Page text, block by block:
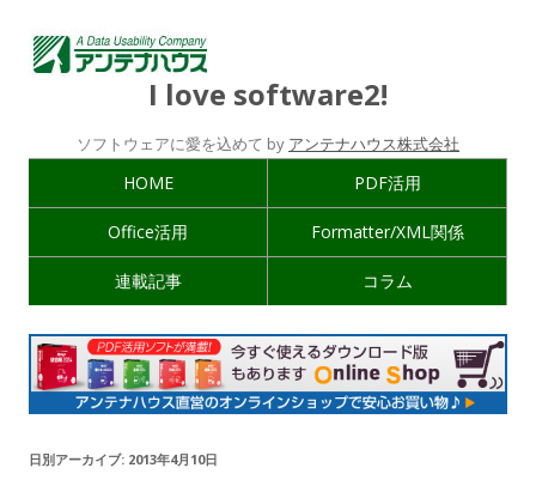
I love software2!
ソフトウェアに愛を込めて by アンテナハウス株式会社
HOME PDF活用
Office活用 Formatter/XML関係
連載記事 コラム
日別アーカイブ: 2013年4月10日